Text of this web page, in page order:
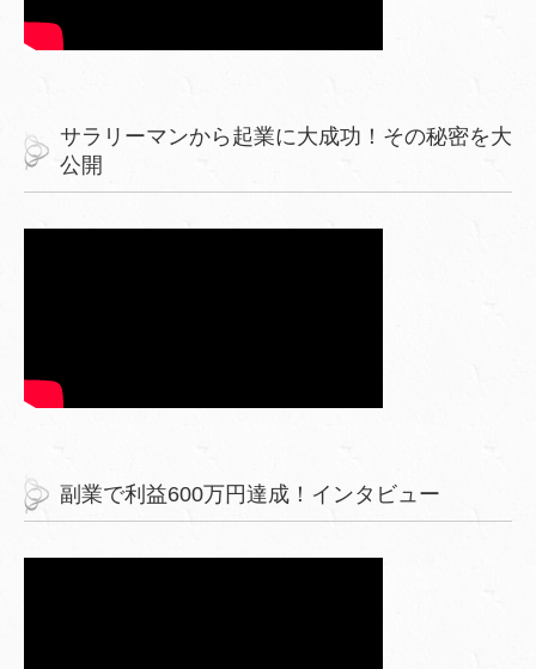
サラリーマンから起業に大成功！その秘密を大
公開
副業で利益600万円達成！インタビュー